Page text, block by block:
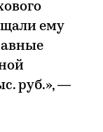
ему
руб.», —